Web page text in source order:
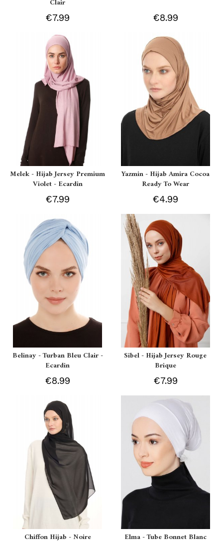
Clair
€7.99 €8.99
Melek - Hijab Jersey Premium
Violet - Ecardin
€7.99
Yazmin - Hijab Amira Cocoa
Ready To Wear
€4.99
Belinay - Turban Bleu Clair -
Ecardin
€8.99
Sibel - Hijab Jersey Rouge
Brique
€7.99
Chiffon Hijab - Noire Elma - Tube Bonnet Blanc